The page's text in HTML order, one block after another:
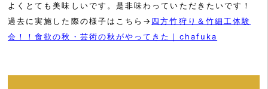
よくとても美味しいです。是非味わっていただきたいです！
過去に実施した際の様子はこちら→ 四方竹狩り＆竹細工体験
会！！食欲の秋・芸術の秋がやってきた｜chafuka